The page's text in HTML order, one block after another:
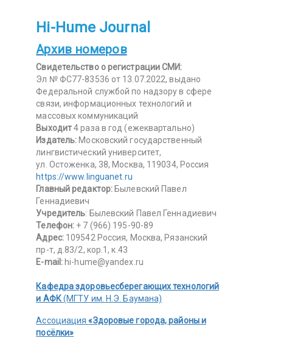
Hi-Hume Journal
Архив номеров
Свидетельство о регистрации СМИ:
Эл № ФС77-83536 от 13.07.2022, выдано
Федеральной службой по надзору в сфере
связи, информационных технологий и
массовых коммуникаций
Выходит4 раза в год (ежеквартально)
Издатель: Московский государственный
лингвистический университет,
ул. Остоженка, 38, Москва, 119034, Россия
https://www.linguanet.ru
Главный редактор: Былевский Павел
Геннадиевич
Учредитель: Былевский Павел Геннадиевич
Телефон: + 7 (966) 195-90-89
Адрес: 109542 Россия, Москва, Рязанский
пр-т, д.83/2, кор.1, к.43
E-mail: hi-hume@yandex.ru
Кафедра здоровьесберегающих технологий
и АФК(МГТУ им. Н.Э. Баумана)
Ассоциация«Здоровые города, районы и
посёлки»